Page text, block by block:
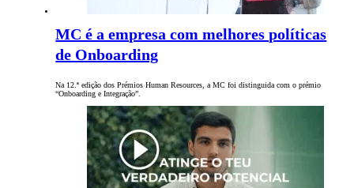
MC é a empresa com melhores políticas
de Onboarding
Na 12.ª edição dos Prémios Human Resources, a MC foi distinguida com o prémio
“Onboarding e Integração”.